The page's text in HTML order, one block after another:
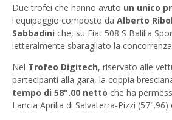
Due trofei che hanno avuto un unico
l'equipaggio composto da Alberto
Sabbadini che, su Fiat 508 S Balilla
letteralmente sbaragliato la
Nel Trofeo Digitech, riservato alle
partecipanti alla gara, la coppia
tempo di 58".00 netto che ha
Lancia Aprilia di Salvaterra-Pizzi